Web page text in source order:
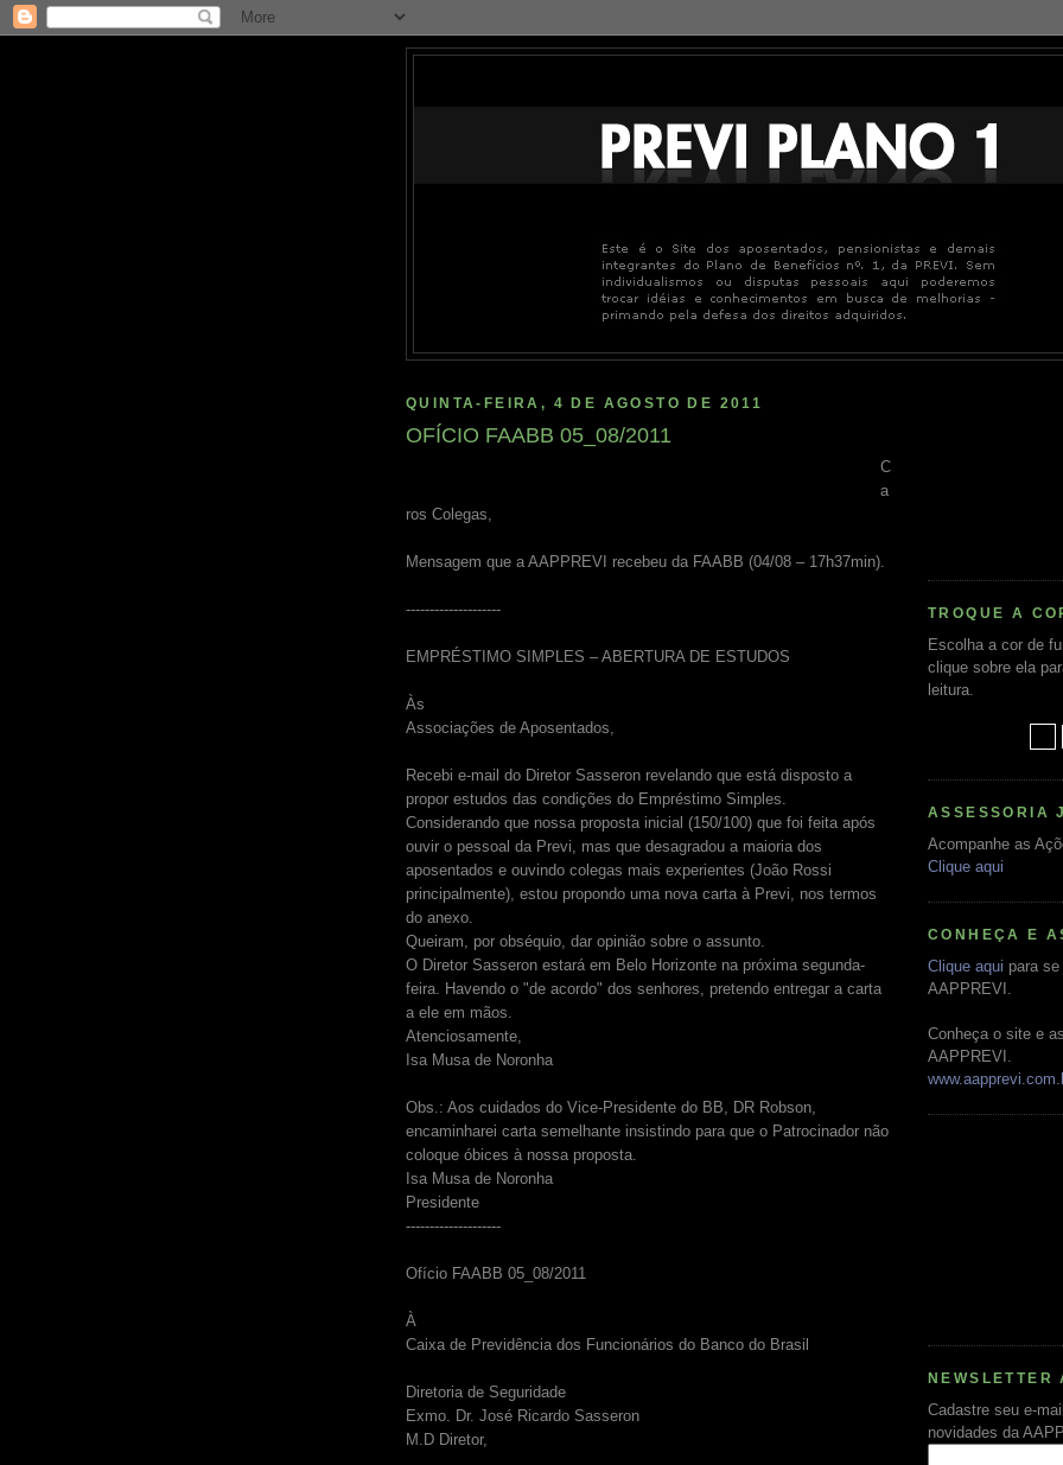
QUINTA-FEIRA, 4 DE AGOSTO DE 2011
OFÍCIO FAABB 05_08/2011
C
a
ros Colegas,
Mensagem que a AAPPREVI recebeu da FAABB (04/08 – 17h37min).
--------------------
EMPRÉSTIMO SIMPLES – ABERTURA DE ESTUDOS
Às
Associações de Aposentados,
Recebi e-mail do Diretor Sasseron revelando que está disposto a
propor estudos das condições do Empréstimo Simples.
Considerando que nossa proposta inicial (150/100) que foi feita após
ouvir o pessoal da Previ, mas que desagradou a maioria dos
aposentados e ouvindo colegas mais experientes (João Rossi
principalmente), estou propondo uma nova carta à Previ, nos termos
do anexo.
Queiram, por obséquio, dar opinião sobre o assunto.
O Diretor Sasseron estará em Belo Horizonte na próxima segunda-
feira. Havendo o "de acordo" dos senhores, pretendo entregar a carta
a ele em mãos.
Atenciosamente,
Isa Musa de Noronha
Obs.: Aos cuidados do Vice-Presidente do BB, DR Robson,
encaminharei carta semelhante insistindo para que o Patrocinador não
coloque óbices à nossa proposta.
Isa Musa de Noronha
Presidente
--------------------
Ofício FAABB 05_08/2011
À
Caixa de Previdência dos Funcionários do Banco do Brasil
Diretoria de Seguridade
Exmo. Dr. José Ricardo Sasseron
M.D Diretor,
TROQUE A
Escolha a cor de
clique sobre ela
leitura.
ASSESSORIA
Acompanhe as
Clique aqui
CONHEÇA E
Clique aqui para
AAPPREVI.
Conheça o site e
AAPPREVI.
NEWSLETTER
Cadastre seu e-
novidades da